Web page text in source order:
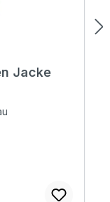
Jacke